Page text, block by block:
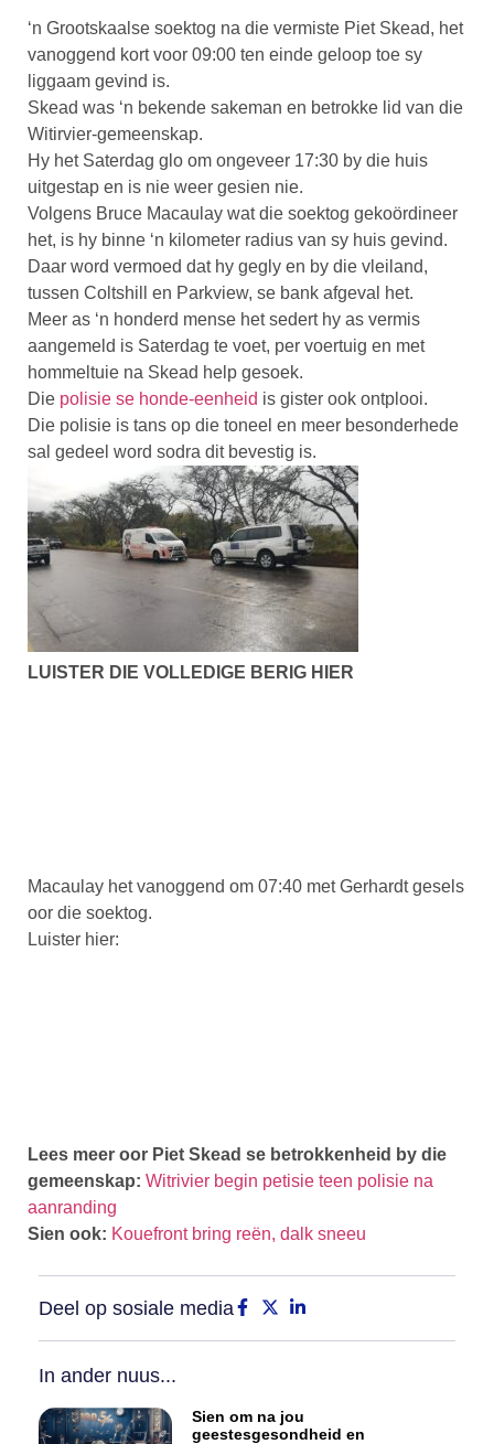
‘n Grootskaalse soektog na die vermiste Piet Skead, het
vanoggend kort voor 09:00 ten einde geloop toe sy
liggaam gevind is.
Skead was ‘n bekende sakeman en betrokke lid van die
Witirvier-gemeenskap.
Hy het Saterdag glo om ongeveer 17:30 by die huis
uitgestap en is nie weer gesien nie.
Volgens Bruce Macaulay wat die soektog gekoördineer
het, is hy binne ‘n kilometer radius van sy huis gevind.
Daar word vermoed dat hy gegly en by die vleiland,
tussen Coltshill en Parkview, se bank afgeval het.
Meer as ‘n honderd mense het sedert hy as vermis
aangemeld is Saterdag te voet, per voertuig en met
hommeltuie na Skead help gesoek.
Die polisie se honde-eenheid is gister ook ontplooi.
Die polisie is tans op die toneel en meer besonderhede
sal gedeel word sodra dit bevestig is.
LUISTER DIE VOLLEDIGE BERIG HIER
Macaulay het vanoggend om 07:40 met Gerhardt gesels
oor die soektog.
Luister hier:
Lees meer oor Piet Skead se betrokkenheid by die
gemeenskap: Witrivier begin petisie teen polisie na
aanranding
Sien ook: Kouefront bring reën, dalk sneeu
Deel op sosiale media
In ander nuus...
Sien om na jou
geestesgesondheid en